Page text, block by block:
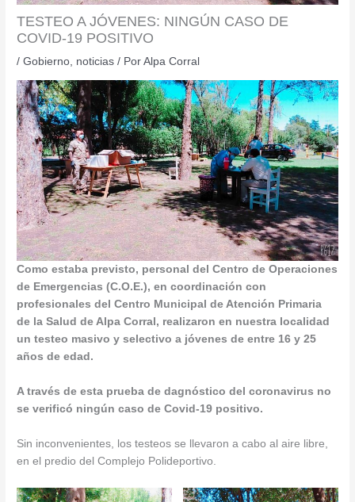
TESTEO A JÓVENES: NINGÚN CASO DE
COVID-19 POSITIVO
/Gobierno noticias / PorAlpa Corral
Como estaba previsto, personal del Centro de Operaciones
de Emergencias (C.O.E.), en coordinación con
profesionales del Centro Municipal de Atención Primaria
de la Salud de Alpa Corral, realizaron en nuestra localidad
un testeo masivo y selectivo a jóvenes de entre 16 y 25
años de edad.
A través de esta prueba de dagnóstico del coronavirus no
se verificó ningún caso de Covid-19 positivo.
Sin inconvenientes, los testeos se llevaron a cabo al aire libre,
en el predio del Complejo Polideportivo.